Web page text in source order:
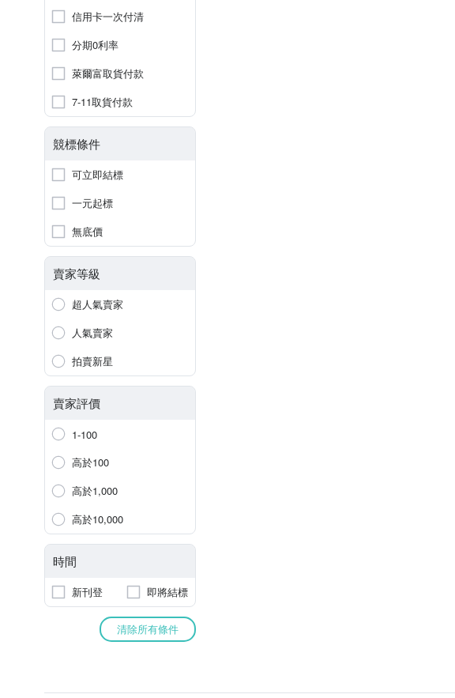
信用卡一次付清
分期0利率
萊爾富取貨付款
7-11取貨付款
競標條件
可立即結標
一元起標
無底價
賣家等級
超人氣賣家
人氣賣家
拍賣新星
賣家評價
1-100
高於100
高於1,000
高於10,000
時間
新刊登 即將結標
清除所有條件